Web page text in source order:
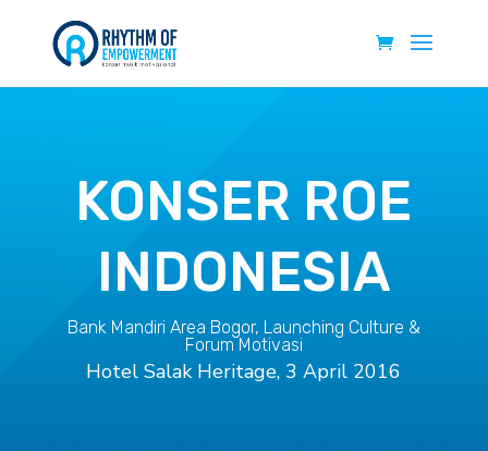
KONSER ROE
INDONESIA
Bank Mandiri Area Bogor, Launching Culture &
Forum Motivasi
Hotel Salak Heritage, 3 April 2016